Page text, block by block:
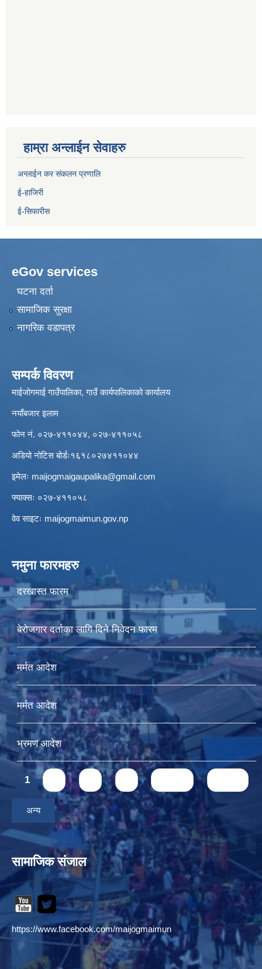
हाम्रा अन्लाईन सेवाहरु
अन्लाईन कर संकलन प्रणालि
ई-हाजिरी
ई-सिफारीस
eGov services
घटना दर्ता
सामाजिक सुरक्षा
नागरिक वडापत्र
सम्पर्क विवरण
माईजोगमाई गाउँपालिका, गाउँ कार्यपालिकाको कार्यालय
नयाँबजार इलाम
फोन नं. ०२७-४११०४४, ०२७-४११०५८
अडियो नोटिस बोर्डः१६१८०२७४११०४४
इमेलः maijogmaigaupalika@gmail.com
फ्याक्सः ०२७-४११०५८
वेव साइटः maijogmaimun.gov.np
नमुना फारमहरु
दरखास्त फारम
बेरोजगार दर्ताका लागि दिने निवेदन फारम
मर्मत आदेश
मर्मत आदेश
भ्रमण आदेश
Pages
1
अन्य
सामाजिक संजाल
https://www.facebook.com/maijogmaimun